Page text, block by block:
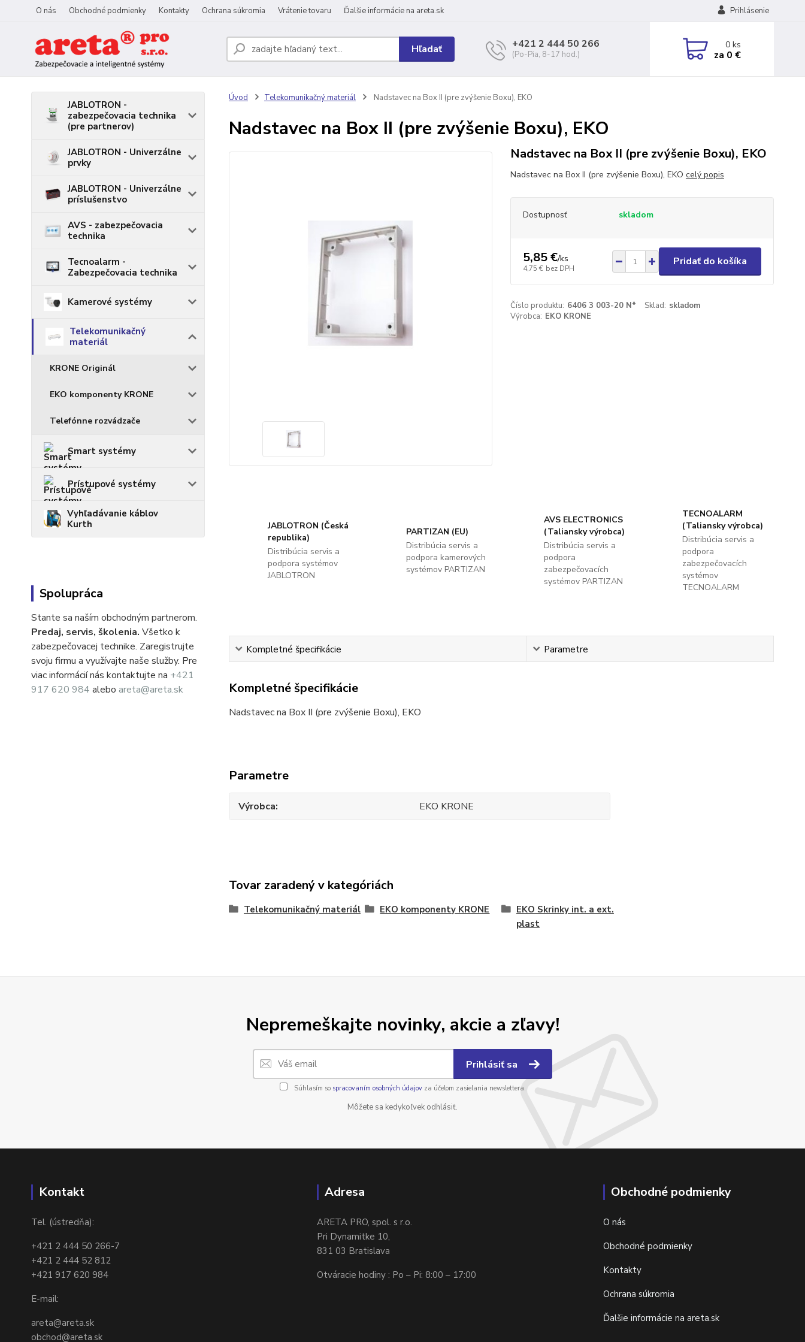
O nás Obchodné podmienky Kontakty Ochrana súkromia Vrátenie tovaru Ďalšie informácie na areta.sk Prihlásenie
Hľadať +421 2 444 50 266
(Po-Pia, 8-17 hod.)
0ks
za 0 €
JABLOTRON -
zabezpečovacia technika
(pre partnerov)
JABLOTRON - Univerzálne
prvky
JABLOTRON - Univerzálne
príslušenstvo
AVS - zabezpečovacia
technika
Tecnoalarm -
Zabezpečovacia technika
Kamerové systémy
Telekomunikačný
materiál
KRONE Originál
EKO komponenty KRONE
Telefónne rozvádzače
Smart systémy
Prístupové systémy
Vyhľadávanie káblov
Kurth
Spolupráca
Stante sa naším obchodným partnerom.
Predaj, servis, školenia. Všetko k
zabezpečovacej technike. Zaregistrujte
svoju firmu a využívajte naše služby. Pre
viac informácií nás kontaktujte na +421
917 620 984 alebo areta@areta.sk
Úvod Telekomunikačný materiál Nadstavec na Box II (pre zvýšenie Boxu), EKO
Nadstavec na Box II (pre zvýšenie Boxu), EKO
Nadstavec na Box II (pre zvýšenie Boxu), EKO
Nadstavec na Box II (pre zvýšenie Boxu), EKO celý popis
Dostupnosť skladom
5,85 €/ks
4,75 € bez DPH
Pridať do košíka
Číslo produktu: 6406 3 003-20 N* Sklad: skladom
Výrobca: EKO KRONE
JABLOTRON (Česká
republika)
Distribúcia servis a
podpora systémov
JABLOTRON
PARTIZAN (EU)
Distribúcia servis a
podpora kamerových
systémov PARTIZAN
AVS ELECTRONICS
(Taliansky výrobca)
Distribúcia servis a
podpora
zabezpečovacích
systémov PARTIZAN
TECNOALARM
(Taliansky výrobca)
Distribúcia servis a
podpora
zabezpečovacích
systémov
TECNOALARM
Kompletné špecifikácie Parametre
Kompletné špecifikácie
Nadstavec na Box II (pre zvýšenie Boxu), EKO
Parametre
Výrobca EKO KRONE
Tovar zaradený v kategóriách
Telekomunikačný materiál EKO komponenty KRONE
EKO Skrinky int. a ext.
plast
Nepremeškajte novinky, akcie a zľavy!
Prihlásiť sa
Súhlasím so spracovaním osobných údajovza účelom zasielania newslettera.
Môžete sa kedykoľvek odhlásiť.
Kontakt
Tel. (ústredňa):
+421 2 444 50 266-7
+421 2 444 52 812
+421 917 620 984
E-mail:
areta@areta.sk
obchod@areta.sk
Adresa
ARETA PRO, spol. s r.o.
Pri Dynamitke 10,
831 03 Bratislava
Otváracie hodiny : Po – Pi: 8:00 – 17:00
Obchodné podmienky
O nás
Obchodné podmienky
Kontakty
Ochrana súkromia
Ďalšie informácie na areta.sk